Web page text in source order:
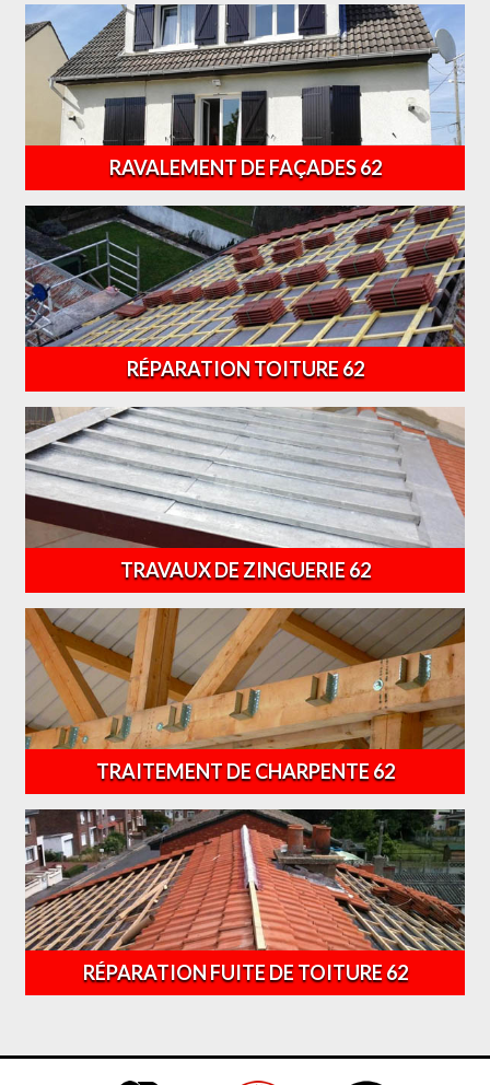
RAVALEMENT DE FAÇADES 62
RÉPARATION TOITURE 62
TRAVAUX DE ZINGUERIE 62
TRAITEMENT DE CHARPENTE 62
RÉPARATION FUITE DE TOITURE 62